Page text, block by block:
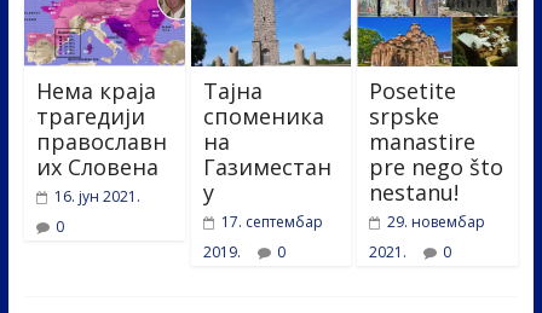
Нема краја
трагедији
православн
их Словена
16. јун 2021.
0
Тајна
споменика
на
Газиместан
у
17. септембар
2019.
0
Posetite
srpske
manastire
pre nego što
nestanu!
29. новембар
2021.
0